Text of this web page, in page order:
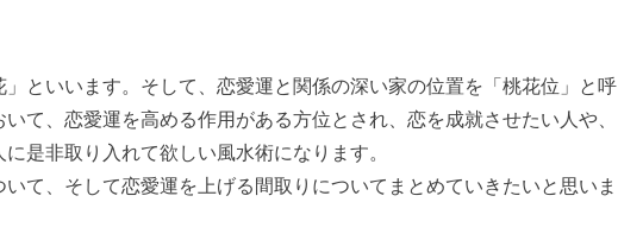
といいます。そして、恋愛運と関係の深い家の位置を「桃花位」と呼
て、恋愛運を高める作用がある方位とされ、恋を成就させたい人や、
是非取り入れて欲しい風水術になります。
て、そして恋愛運を上げる間取りについてまとめていきたいと思いま